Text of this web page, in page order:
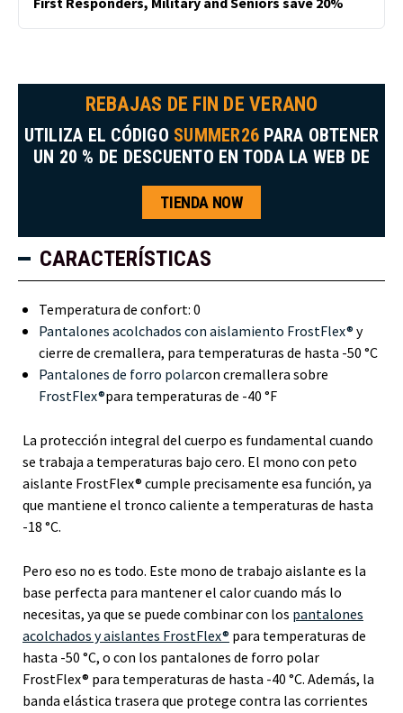
REBAJAS DE FIN DE VERANO
UTILIZA EL CÓDIGO SUMMER26 PARA OBTENER
UN 20 % DE DESCUENTO EN TODA LA WEB DE
TIENDA NOW
CARACTERÍSTICAS
Temperatura de confort: 0
Pantalones acolchados con aislamiento FrostFlex® y
cierre de cremallera, para temperaturas de hasta -50 °C
Pantalones de forro polarcon cremallera sobre
FrostFlex®para temperaturas de -40 °F
La protección integral del cuerpo es fundamental cuando
se trabaja a temperaturas bajo cero. El mono con peto
aislante FrostFlex® cumple precisamente esa función, ya
que mantiene el tronco caliente a temperaturas de hasta
-18 °C.
Pero eso no es todo. Este mono de trabajo aislante es la
base perfecta para mantener el calor cuando más lo
necesitas, ya que se puede combinar con los pantalones
acolchados y aislantes FrostFlex® para temperaturas de
hasta -50 °C, o con los pantalones de forro polar
FrostFlex® para temperaturas de hasta -40 °C. Además, la
banda elástica trasera que protege contra las corrientes